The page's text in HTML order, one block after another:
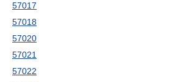
57017
57018
57020
57021
57022